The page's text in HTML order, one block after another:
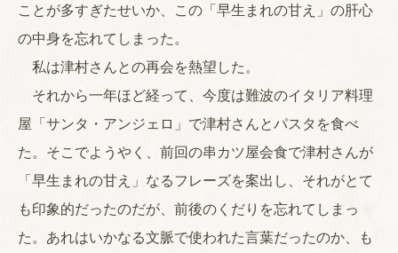
ことが多すぎたせいか、この「早生まれの甘え」の肝心
の中身を忘れてしまった。
私は津村さんとの再会を熱望した。
それから一年ほど経って、今度は難波のイタリア料理
屋「サンタ・アンジェロ」で津村さんとパスタを食べ
た。そこでようやく、前回の串カツ屋会食で津村さんが
「早生まれの甘え」なるフレーズを案出し、それがとて
も印象的だったのだが、前後のくだりを忘れてしまっ
た。あれはいかなる文脈で使われた言葉だったのか、も